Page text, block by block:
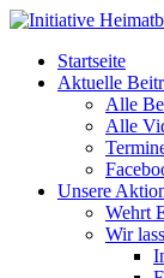
Startseite
Aktuelle
Alle
Alle
Unsere
Wehrt
Wir